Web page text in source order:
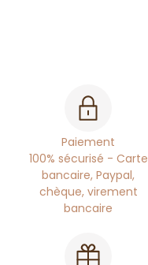
Paiement
100% sécurisé - Carte
bancaire, Paypal,
chèque, virement
bancaire